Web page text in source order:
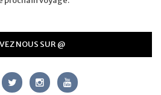
NOUS SUR @